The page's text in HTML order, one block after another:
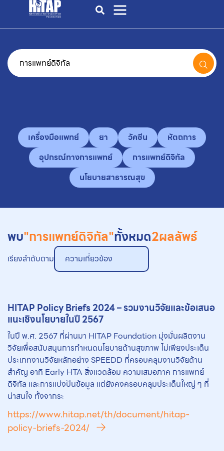
เครื่องมือแพทย์ ยา วัคซีน
หัตถการ
อุปกรณ์ทางการแพทย์
การแพทย์ดิจิทัล
นโยบายสาธารณสุข
พบ"การแพทย์ดิจิทัล"ทั้งหมด2ผลลัพธ์
เรียงลำดับตาม ความเกี่ยวข้อง
HITAP Policy Briefs 2024 – รวมงานวิจัยและข้อเสนอ
แนะเชิงนโยบายในปี 2567
ในปี พ.ศ. 2567 ที่ผ่านมา HITAP Foundation มุ่งมั่นผลิตงาน
วิจัยเพื่อสนับสนุนการกำหนดนโยบายด้านสุขภาพ ไม่เพียงประเด็น
ประเภทงานวิจัยหลักอย่าง SPEEDD ที่ครอบคลุมงานวิจัยด้าน
สำคัญ อาทิ Early HTA สิ่งแวดล้อม ความเสมอภาค การแพทย์
ดิจิทัล และการแบ่งปันข้อมูล แต่ยังคงครอบคลุมประเด็นใหญ่ ๆ ที่
น่าสนใจ ทั้งจากระ
https://www.hitap.net/th/document/hitap-
policy-briefs-2024/